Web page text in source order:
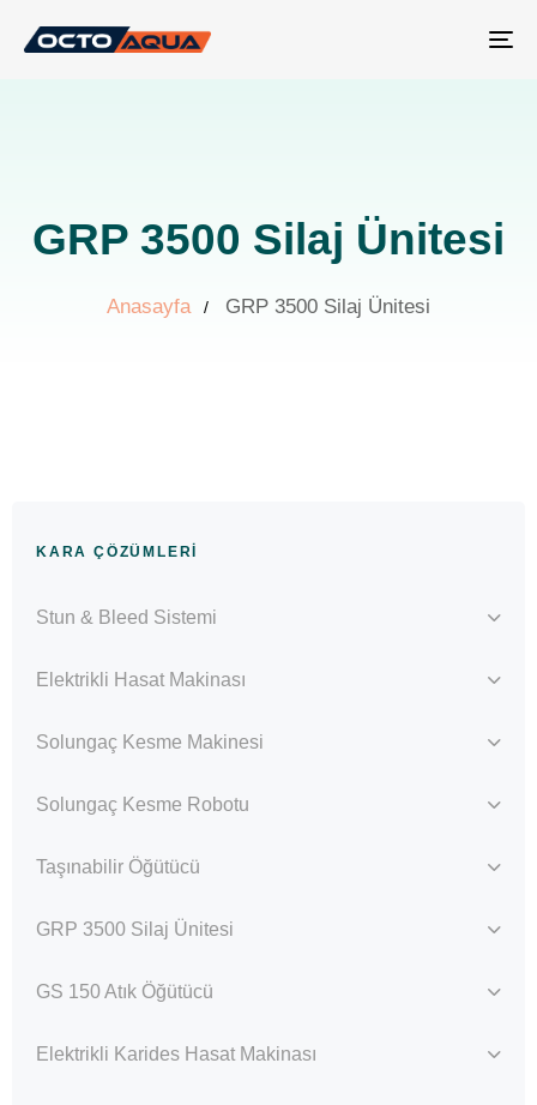
GRP 3500 Silaj Ünitesi
Anasayfa GRP 3500 Silaj Ünitesi
KARA ÇÖZÜMLERI
Stun & Bleed Sistemi
Elektrikli Hasat Makinası
Solungaç Kesme Makinesi
Solungaç Kesme Robotu
Taşınabilir Öğütücü
GRP 3500 Silaj Ünitesi
GS 150 Atık Öğütücü
Elektrikli Karides Hasat Makinası